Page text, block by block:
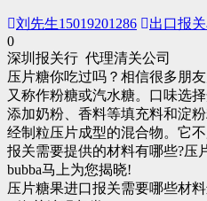
刘先生15019201286 出口报
0
深圳报关行 代理清关公司
压片糖你吃过吗？相信很多朋
又称作粉糖或汽水糖。口味选
添加奶粉、香料等填充料和淀
经制粒压片成型的混合物。它
报关需要提供的材料有哪些?压
bubba马上为您揭晓!
压片糖果进口报关需要哪些材